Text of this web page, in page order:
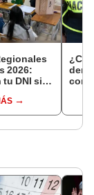
2026:
DNI si
este 4 de
link oficial
con